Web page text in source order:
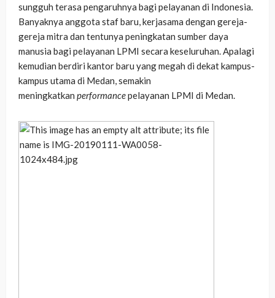
sungguh terasa pengaruhnya bagi pelayanan di Indonesia.
Banyaknya anggota staf baru, kerjasama dengan gereja-
gereja mitra dan tentunya peningkatan sumber daya
manusia bagi pelayanan LPMI secara keseluruhan. Apalagi
kemudian berdiri kantor baru yang megah di dekat kampus-
kampus utama di Medan, semakin
meningkatkan performancepelayanan LPMI di Medan.